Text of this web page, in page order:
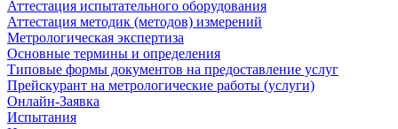
Аттестация испытательного оборудования
Аттестация методик (методов) измерений
Метрологическая экспертиза
Основные термины и определения
Типовые формы документов на предоставление услуг
Прейскурант на метрологические работы (услуги)
Онлайн-Заявка
Испытания